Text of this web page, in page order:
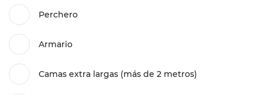
Perchero
Armario
Camas extra largas (más de 2 metros)